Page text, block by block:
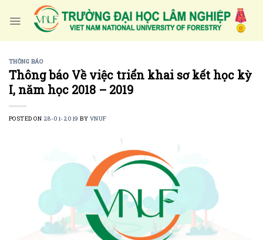
THÔNG BÁO
Thông báo Về việc triển khai sơ kết học kỳ
I, năm học 2018 – 2019
POSTED ON 28-01-2019 BY VNUF